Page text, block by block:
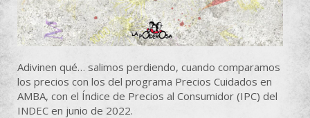
Adivinen qué… salimos perdiendo, cuando comparamos
los precios con los del programa Precios Cuidados en
AMBA, con el Índice de Precios al Consumidor (IPC) del
INDEC en junio de 2022.